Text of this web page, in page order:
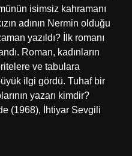
isimsiz kahramanı
adının Nermin olduğu
yazıldı? İlk romanı
Roman, kadınların
ve tabulara
ilgi gördü. Tuhaf bir
yazarı kimdir?
(1968), İhtiyar Sevgili